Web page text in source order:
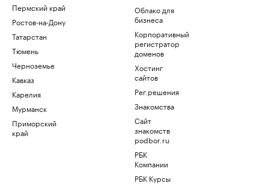
Пермский край
Ростов-на-Дону
Татарстан
Тюмень
Черноземье
Кавказ
Карелия
Мурманск
Приморский
край
Облако для
бизнеса
Корпоративный
регистратор
доменов
Хостинг
сайтов
Рег.решения
Знакомства
Сайт
знакомств
podbor.ru
РБК
Компании
РБК Курсы